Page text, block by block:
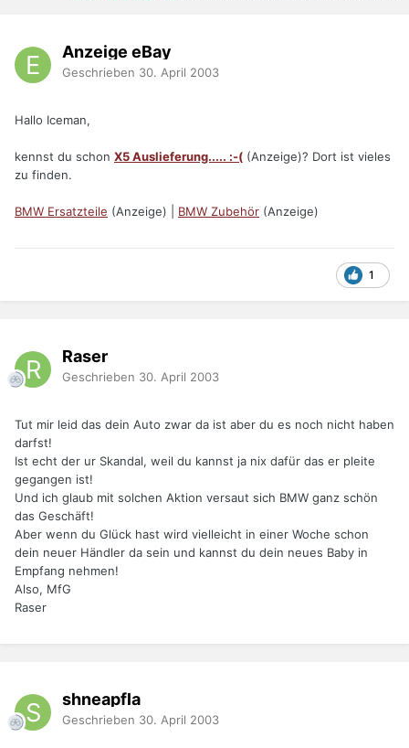
Anzeige eBay
Geschrieben 30. April 2003
Hallo Iceman,
kennst du schon X5 Auslieferung..... :-( (Anzeige)? Dort ist vieles
zu finden.
BMW Ersatzteile (Anzeige) | BMW Zubehör (Anzeige)
1
Raser
Geschrieben 30. April 2003
Tut mir leid das dein Auto zwar da ist aber du es noch nicht haben
darfst!
Ist echt der ur Skandal, weil du kannst ja nix dafür das er pleite
gegangen ist!
Und ich glaub mit solchen Aktion versaut sich BMW ganz schön
das Geschäft!
Aber wenn du Glück hast wird vielleicht in einer Woche schon
dein neuer Händler da sein und kannst du dein neues Baby in
Empfang nehmen!
Also, MfG
Raser
shneapfla
Geschrieben 30. April 2003